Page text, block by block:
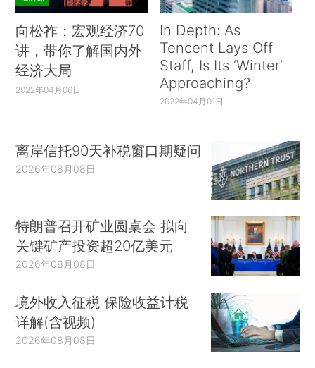
向松祚：宏观经济70
讲，带你了解国内外
经济大局
2022年04月06日
In Depth: As
Tencent Lays Off
Staff, Is Its ‘Winter’
Approaching?
2022年04月01日
离岸信托90天补税窗口期疑问
2026年08月08日
特朗普召开矿业圆桌会 拟向
关键矿产投资超20亿美元
2026年08月08日
境外收入征税 保险收益计税
详解(含视频)
2026年08月08日